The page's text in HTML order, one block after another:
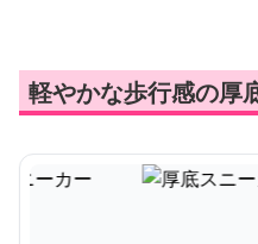
軽やかな歩行感の厚